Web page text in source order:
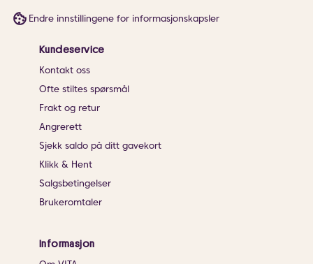
Endre innstillingene for informasjonskapsler
Kundeservice
Kontakt oss
Ofte stiltes spørsmål
Frakt og retur
Angrerett
Sjekk saldo på ditt gavekort
Klikk & Hent
Salgsbetingelser
Brukeromtaler
Informasjon